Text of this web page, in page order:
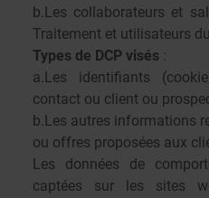
b.Les collaborateurs et
Traitement et utilisateurs
Types de DCP visés :
a.Les identifiants
contact ou client ou
b.Les autres informations
ou offres proposées aux
Les données de
captées sur les sites